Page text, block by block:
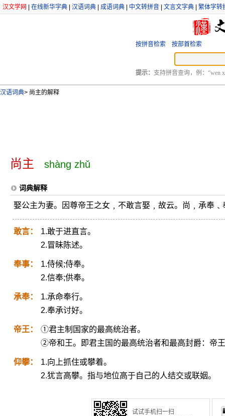
汉文学网 在线新华字典 汉语词典 成语词典 中文转拼音 文言文字典 繁体字转
按拼音检索 按部首检索
提示： 支持拼音查询，例：“wen
汉语词典> 尚主的解释
尚主 shàng zhǔ
词典解释
娶公主为妻。因尊帝王之女﹐不敢言娶﹐故云。尚﹐承奉
敢言：
1.敢于进直言。
2.冒昧陈述。
奉事：
1.侍候;侍奉。
2.信奉;供奉。
承奉：
1.承命奉行。
2.奉承讨好。
帝王：
①君主制国家的最高统治者。
②帝和王。即君主国的最高统治者和最高封爵：帝
仰攀：
1.向上抓住或攀着。
2.犹言高攀。指与地位高于自己的人结交或联姻。
试试手机扫一扫